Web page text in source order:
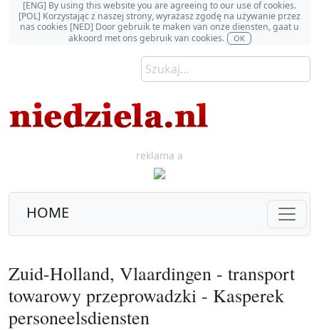
[ENG] By using this website you are agreeing to our use of cookies.
[POL] Korzystając z naszej strony, wyrażasz zgodę na używanie przez
nas cookies [NED] Door gebruik te maken van onze diensten, gaat u
akkoord met ons gebruik van cookies.
OK
reklama a
HOME
Zuid-Holland, Vlaardingen - transport
towarowy przeprowadzki - Kasperek
personeelsdiensten